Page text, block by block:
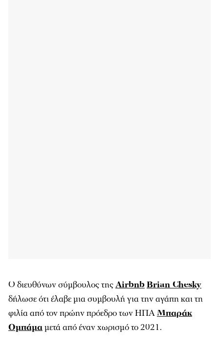
Ο διευθύνων σύμβουλος τηςAirbnbBrian Chesky
δήλωσε ότι έλαβε μια συμβουλή για την αγάπη και τη
φιλία από τον πρώην πρόεδρο των ΗΠΑΜπαράκ
Ομπάμαμετά από έναν χωρισμό το 2021.